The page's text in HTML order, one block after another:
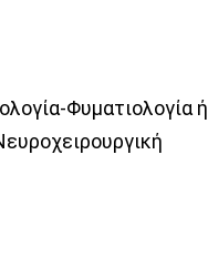
Φυματιολογία ή